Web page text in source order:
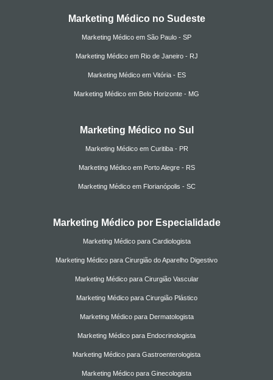
Marketing Médico no Sudeste
Marketing Médico em São Paulo - SP
Marketing Médico em Rio de Janeiro - RJ
Marketing Médico em Vitória - ES
Marketing Médico em Belo Horizonte - MG
Marketing Médico no Sul
Marketing Médico em Curitiba - PR
Marketing Médico em Porto Alegre - RS
Marketing Médico em Florianópolis - SC
Marketing Médico por Especialidade
Marketing Médico para Cardiologista
Marketing Médico para Cirurgião do Aparelho Digestivo
Marketing Médico para Cirurgião Vascular
Marketing Médico para Cirurgião Plástico
Marketing Médico para Dermatologista
Marketing Médico para Endocrinologista
Marketing Médico para Gastroenterologista
Marketing Médico para Ginecologista